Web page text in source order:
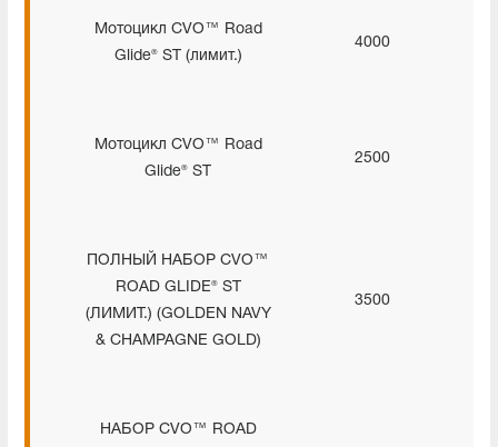
Мотоцикл CVO™ Road
Glide® ST (лимит.)
4000
Мотоцикл CVO™ Road
Glide® ST
2500
ПОЛНЫЙ НАБОР CVO™
ROAD GLIDE® ST
(ЛИМИТ.) (GOLDEN NAVY
& CHAMPAGNE GOLD)
3500
НАБОР CVO™ ROAD